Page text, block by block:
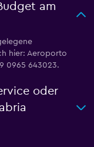
am
hier: Aeroporto
0965 643023.
oder